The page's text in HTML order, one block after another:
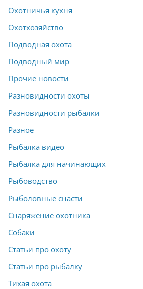
Охотничья кухня
Охотхозяйство
Подводная охота
Подводный мир
Прочие новости
Разновидности охоты
Разновидности рыбалки
Разное
Рыбалка видео
Рыбалка для начинающих
Рыбоводство
Рыболовные снасти
Снаряжение охотника
Собаки
Статьи про охоту
Статьи про рыбалку
Тихая охота